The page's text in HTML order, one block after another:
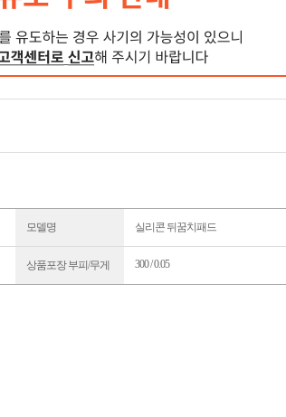
모델명 실리콘 뒤꿈치패드
상품포장 부피/무게 300 / 0.05